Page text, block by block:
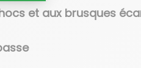
et aux brusques